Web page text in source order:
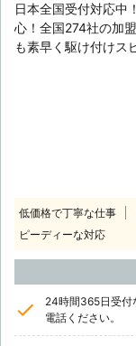
日本全国受付対応中
心！全国274社の加
も素早く駆け付けス
低価格で丁寧な仕事
ピーディーな対応
24時間365日受付
電話ください。